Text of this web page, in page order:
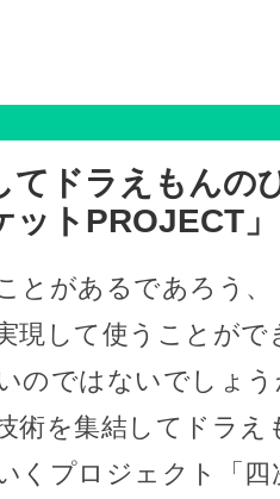
てドラえもんの
トPROJECT」
とがあるであろう
現して使うことがで
のではないでしょ
術を集結してドラえ
くプロジェクト「